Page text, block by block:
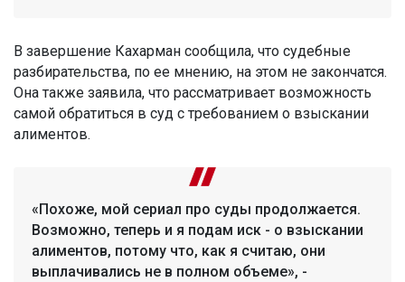
В завершение Кахарман сообщила, что судебные
разбирательства, по ее мнению, на этом не закончатся.
Она также заявила, что рассматривает возможность
самой обратиться в суд с требованием о взыскании
алиментов.
«Похоже, мой сериал про суды продолжается.
Возможно, теперь и я подам иск - о взыскании
алиментов, потому что, как я считаю, они
выплачивались не в полном объеме», -